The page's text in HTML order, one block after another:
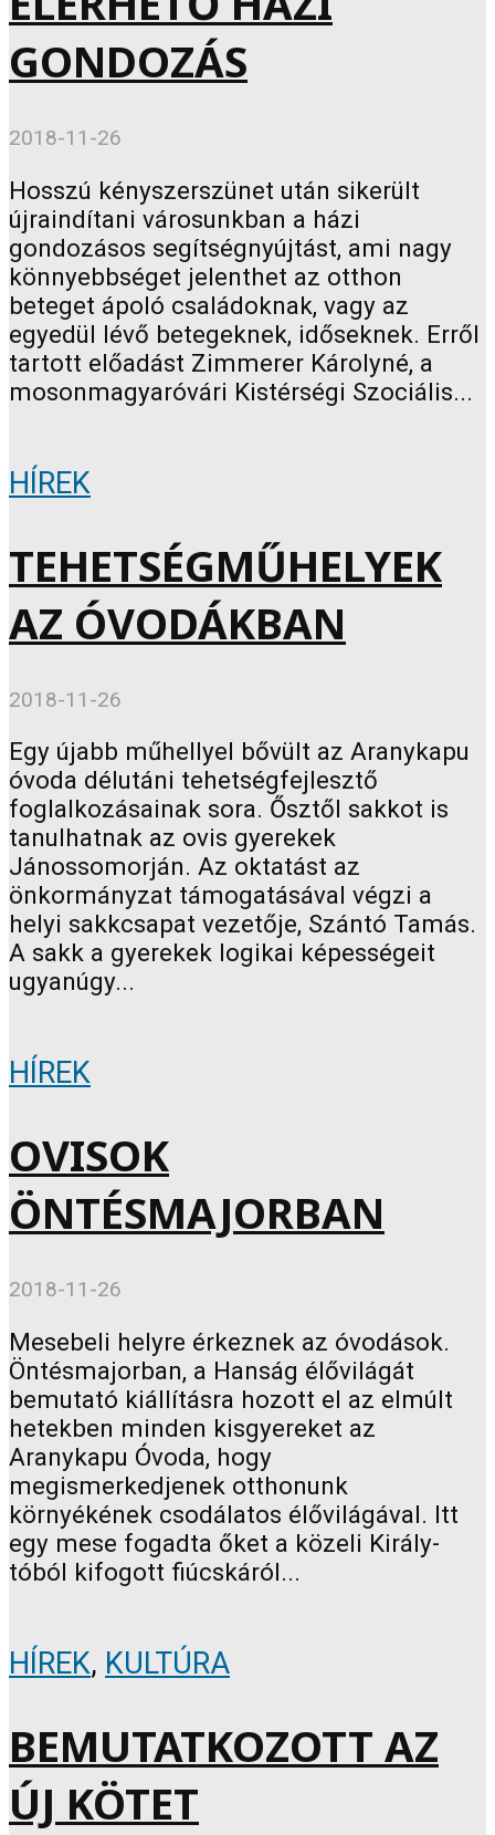
GONDOZÁS
2018-11-26
Hosszú kényszerszünet után sikerült
újraindítani városunkban a házi
gondozásos segítségnyújtást, ami nagy
könnyebbséget jelenthet az otthon
beteget ápoló családoknak, vagy az
egyedül lévő betegeknek, időseknek. Erről
tartott előadást Zimmerer Károlyné, a
mosonmagyaróvári Kistérségi Szociális...
HÍREK
TEHETSÉGMŰHELYEK
AZ ÓVODÁKBAN
2018-11-26
Egy újabb műhellyel bővült az Aranykapu
óvoda délutáni tehetségfejlesztő
foglalkozásainak sora. Ősztől sakkot is
tanulhatnak az ovis gyerekek
Jánossomorján. Az oktatást az
önkormányzat támogatásával végzi a
helyi sakkcsapat vezetője, Szántó Tamás.
A sakk a gyerekek logikai képességeit
ugyanúgy...
HÍREK
OVISOK
ÖNTÉSMAJORBAN
2018-11-26
Mesebeli helyre érkeznek az óvodások.
Öntésmajorban, a Hanság élővilágát
bemutató kiállításra hozott el az elmúlt
hetekben minden kisgyereket az
Aranykapu Óvoda, hogy
megismerkedjenek otthonunk
környékének csodálatos élővilágával. Itt
egy mese fogadta őket a közeli Király-
tóból kifogott fiúcskáról...
HÍREK, KULTÚRA
BEMUTATKOZOTT AZ
ÚJ KÖTET